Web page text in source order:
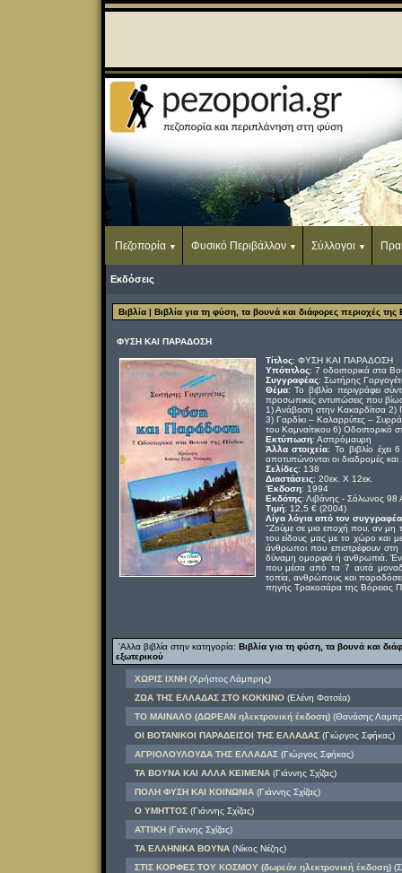
Πεζοπορία Φυσικό Περιβάλλον Σύλλογοι
Εκδόσεις
Βιβλία| Βιβλία για τη φύση, τα βουνά και διάφορες περιοχές της
ΦΥΣΗ ΚΑΙ ΠΑΡΑΔΟΣΗ
Τίτλος: ΦΥΣΗ ΚΑΙ ΠΑΡΑΔΟΣΗ
Υπότιτλος: 7 οδοιπορικά στα
Συγγραφέας: Σωτήρης
Θέμα: Το βιβλίο περιγράφει
προσωπικές εντυπώσεις που
1) Ανάβαση στην Κακαρδίτσα 2)
3) Γαρδίκι – Καλαρρύτες –
του Καμναίτικου 6) Οδοιπορικό
Εκτύπωση: Ασπρόμαυρη
Άλλα στοιχεία: Το βιβλίο έχει
αποτυπώνονται οι διαδρομές
Σελίδες: 138
Διαστάσεις: 20εκ. Χ 12εκ.
Έκδοση: 1994
Εκδότης: Λιβάνης - Σόλωνος
Τιμή: 12,5 € (2004)
Λίγα λόγια από τον συγγραφέα
"Ζούμε σε μια εποχή που, αν μη
του είδους μας με το χώρο και με
άνθρωποι που επιστρέφουν
δύναμη ομορφιά ή ανθρωπιά.
που μέσα από τα 7 αυτά
τοπία, ανθρώπους και
πηγής Τρακοσάρα της Βόρειας
'Αλλα βιβλία στην κατηγορία: Βιβλία για τη φύση, τα βουνά και
εξωτερικού
ΧΩΡΙΣ ΙΧΝΗ(Χρήστος Λάμπρης)
ΖΩΑ ΤΗΣ ΕΛΛΑΔΑΣ ΣΤΟ ΚΟΚΚΙΝΟ(Ελένη Φατσέα)
ΤΟ ΜΑΙΝΑΛΟ (ΔΩΡΕΑΝ ηλεκτρονική έκδοση)(Θανάσης
ΟΙ ΒΟΤΑΝΙΚΟΙ ΠΑΡΑΔΕΙΣΟΙ ΤΗΣ ΕΛΛΑΔΑΣ(Γιώργος Σφήκας)
ΑΓΡΙΟΛΟΥΛΟΥΔΑ ΤΗΣ ΕΛΛΑΔΑΣ (Γιώργος Σφήκας)
ΤΑ ΒΟΥΝΑ ΚΑΙ ΑΛΛΑ ΚΕΙΜΕΝΑ(Γιάννης Σχίζας)
ΠΟΛΗ ΦΥΣΗ ΚΑΙ ΚΟΙΝΩΝΙΑ(Γιάννης Σχίζας)
Ο ΥΜΗΤΤΟΣ(Γιάννης Σχίζας)
ΑΤΤΙΚΗ(Γιάννης Σχίζας)
ΤΑ ΕΛΛΗΝΙΚΑ ΒΟΥΝΑ(Νίκος Νέζης)
ΣΤΙΣ ΚΟΡΦΕΣ ΤΟΥ ΚΟΣΜΟΥ (δωρεάν ηλεκτρονική έκδοση)